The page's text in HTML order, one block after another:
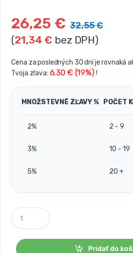
26,25 € 32,55€
(21,34€ bez DPH)
Cena za posledných 30 dní je rovnaká
Tvoja zľava: 6.30 € (19%) !
MNOŽSTEVNÉ ZĽAVY % POČET
2% 2 - 9
3% 10 - 19
5% 20 +
P
o
č
Pridať do